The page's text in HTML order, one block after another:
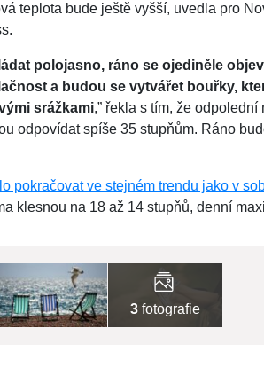
teplota bude ještě vyšší, uvedla pro
polojasno, ráno se ojediněle
a budou se vytvářet bouřky,
srážkami,” řekla s tím, že
odpovídat spíše 35 stupňům. Ráno
pokračovat ve stejném trendu jako v
klesnou na 18 až 14 stupňů, denní
3 fotografie